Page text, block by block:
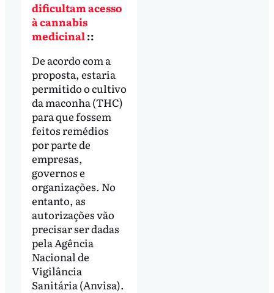
dificultam acesso
à cannabis
medicinal::
De acordo com a
proposta, estaria
permitido o cultivo
da maconha (THC)
para que fossem
feitos remédios
por parte de
empresas,
governos e
organizações. No
entanto, as
autorizações vão
precisar ser dadas
pela Agência
Nacional de
Vigilância
Sanitária (Anvisa).